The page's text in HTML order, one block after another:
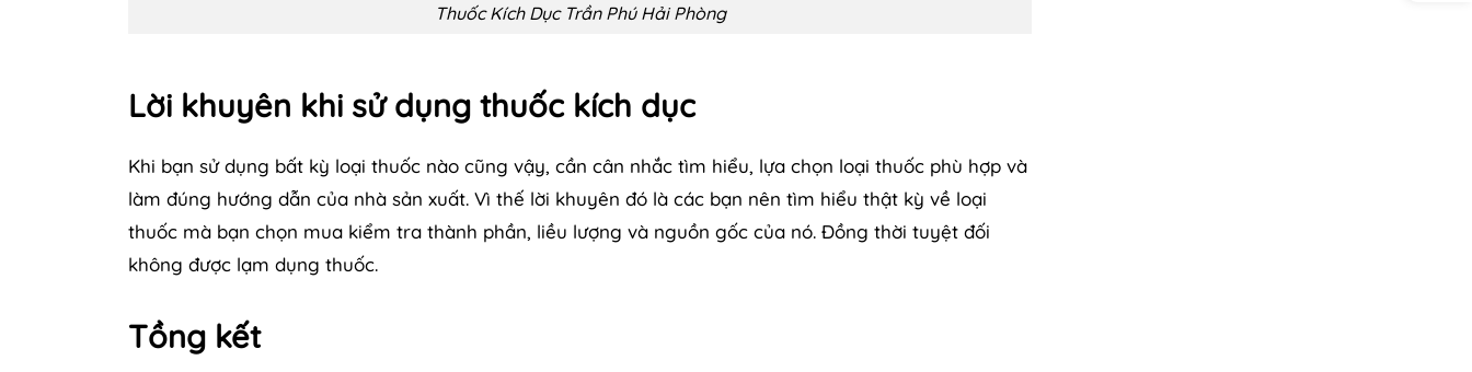
Thuốc Kích Dục Trần Phú Hải Phòng
Lời khuyên khi sử dụng thuốc kích dục
Khi bạn sử dụng bất kỳ loại thuốc nào cũng vậy, cần cân nhắc tìm hiểu, lựa chọn loại thuốc phù hợp và
làm đúng hướng dẫn của nhà sản xuất. Vì thế lời khuyên đó là các bạn nên tìm hiểu thật kỳ về loại
thuốc mà bạn chọn mua kiểm tra thành phần, liều lượng và nguồn gốc của nó. Đồng thời tuyệt đối
không được lạm dụng thuốc.
Tồng kết